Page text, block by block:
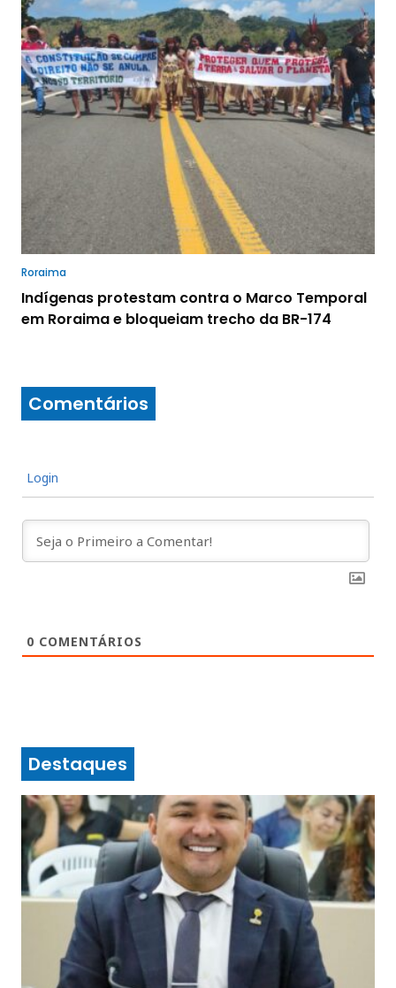
Roraima
Indígenas protestam contra o Marco Temporal
em Roraima e bloqueiam trecho da BR-174
Comentários
Login
0 COMENTÁRIOS
Destaques